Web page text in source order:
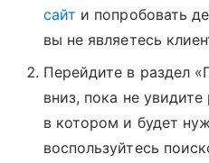
сайт и попробовать
вы не являетесь
Перейдите в раздел
вниз, пока не
в котором и будет
воспользуйтесь